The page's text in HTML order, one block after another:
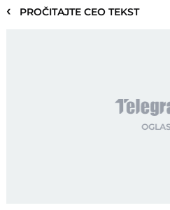
‹ PROČITAJTE CEO TEKST